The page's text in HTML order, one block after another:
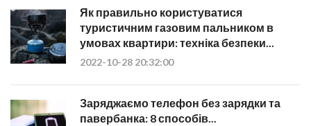
Як правильно користуватися
туристичним газовим пальником в
умовах квартири: техніка безпеки...
2022-10-28 20:32:00
Заряджаємо телефон без зарядки та
павербанка: 8 способів...